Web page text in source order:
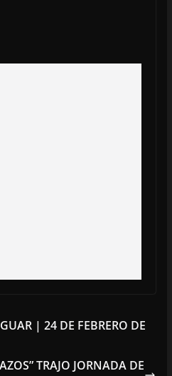
| 24 DE FEBRERO DE
TRAJO JORNADA DE